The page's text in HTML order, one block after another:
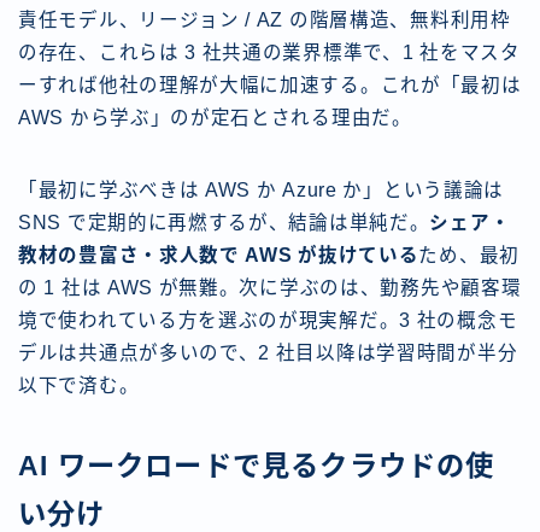
責任モデル、リージョン / AZ の階層構造、無料利用枠
の存在、これらは 3 社共通の業界標準で、1 社をマスタ
ーすれば他社の理解が大幅に加速する。これが「最初は
AWS から学ぶ」のが定石とされる理由だ。
「最初に学ぶべきは AWS か Azure か」という議論は
SNS で定期的に再燃するが、結論は単純だ。 シェア・
教材の豊富さ・求人数で AWS が抜けているため、最初
の 1 社は AWS が無難。次に学ぶのは、勤務先や顧客環
境で使われている方を選ぶのが現実解だ。3 社の概念モ
デルは共通点が多いので、2 社目以降は学習時間が半分
以下で済む。
AI ワークロードで見るクラウドの使
い分け